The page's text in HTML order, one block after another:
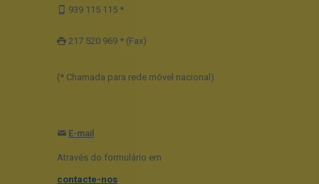
939 115 115 *
217 520 969 * (Fax)
(* Chamada para rede móvel nacional)
E-mail
Através do formulário em
contacte-nos